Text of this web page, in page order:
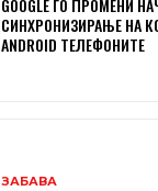
GOOGLE ГО ПРОМЕНИ
СИНХРОНИЗИРАЊЕ НА
ANDROID ТЕЛЕФОНИТЕ
ЗАБАВА